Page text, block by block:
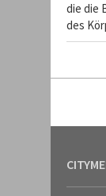
die die
des